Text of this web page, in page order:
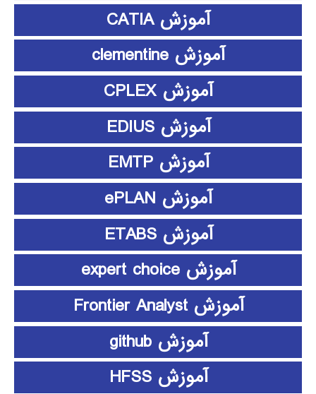
آموزش CATIA
آموزش clementine
آموزش CPLEX
آموزش EDIUS
آموزش EMTP
آموزش ePLAN
آموزش ETABS
آموزش expert choice
آموزش Frontier Analyst
آموزش github
آموزش HFSS